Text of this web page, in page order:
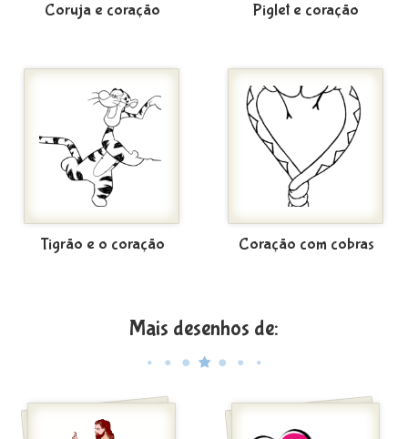
Coruja e coração Piglet e coração
Tigrão e o coração Coração com cobras
Mais desenhos de: